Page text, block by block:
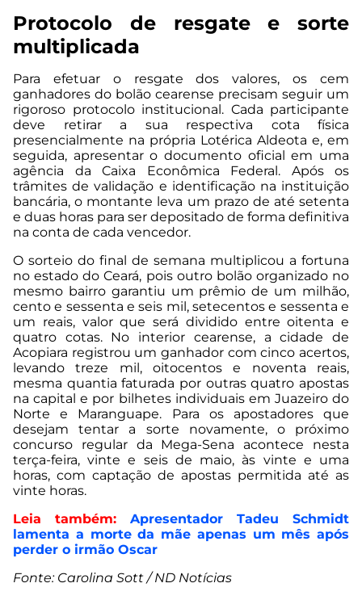
Protocolo de resgate e sorte
multiplicada
Para efetuar o resgate dos valores, os cem
ganhadores do bolão cearense precisam seguir um
rigoroso protocolo institucional. Cada participante
deve retirar a sua respectiva cota física
presencialmente na própria Lotérica Aldeota e, em
seguida, apresentar o documento oficial em uma
agência da Caixa Econômica Federal. Após os
trâmites de validação e identificação na instituição
bancária, o montante leva um prazo de até setenta
e duas horas para ser depositado de forma definitiva
na conta de cada vencedor.
O sorteio do final de semana multiplicou a fortuna
no estado do Ceará, pois outro bolão organizado no
mesmo bairro garantiu um prêmio de um milhão,
cento e sessenta e seis mil, setecentos e sessenta e
um reais, valor que será dividido entre oitenta e
quatro cotas. No interior cearense, a cidade de
Acopiara registrou um ganhador com cinco acertos,
levando treze mil, oitocentos e noventa reais,
mesma quantia faturada por outras quatro apostas
na capital e por bilhetes individuais em Juazeiro do
Norte e Maranguape. Para os apostadores que
desejam tentar a sorte novamente, o próximo
concurso regular da Mega-Sena acontece nesta
terça-feira, vinte e seis de maio, às vinte e uma
horas, com captação de apostas permitida até as
vinte horas.
Leia também:
Apresentador Tadeu Schmidt
lamenta a morte da mãe apenas um mês após
perder o irmão Oscar
Fonte: Carolina Sott / ND Notícias